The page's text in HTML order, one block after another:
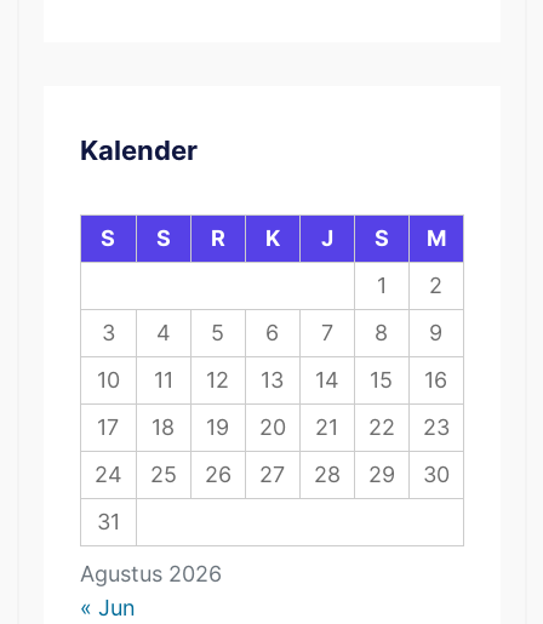
Kalender
Agustus 2026
S S R K J S
M
1
2
3
4 5 6 7 8
9
10
11 12 13 14 15
16
17
18 19 20 21 22
23
24
25 26 27 28 29
30
31
« Jun